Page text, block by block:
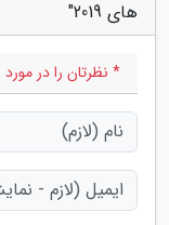
های 2019"
* نظرتان را در مورد